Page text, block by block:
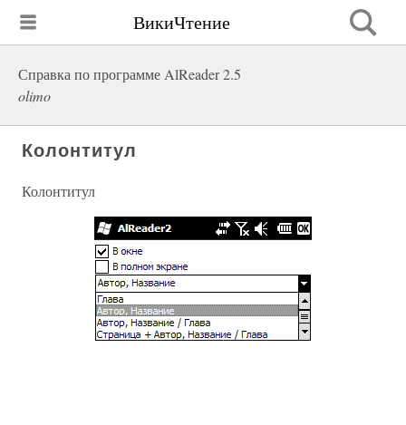
ВикиЧтение
Справка по программе AlReader 2.5
olimo
Колонтитул
Колонтитул